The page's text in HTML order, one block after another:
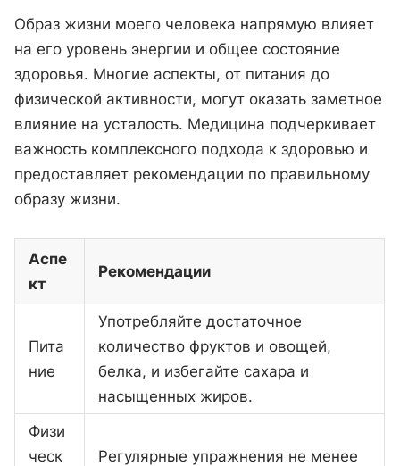
Образ жизни моего человека напрямую влияет
на его уровень энергии и общее состояние
здоровья. Многие аспекты, от питания до
физической активности, могут оказать заметное
влияние на усталость. Медицина подчеркивает
важность комплексного подхода к здоровью и
предоставляет рекомендации по правильному
образу жизни.
Аспе
кт
Рекомендации
Пита
ние
Употребляйте достаточное
количество фруктов и овощей,
белка, и избегайте сахара и
насыщенных жиров.
Физи
ческ
Регулярные упражнения не менее